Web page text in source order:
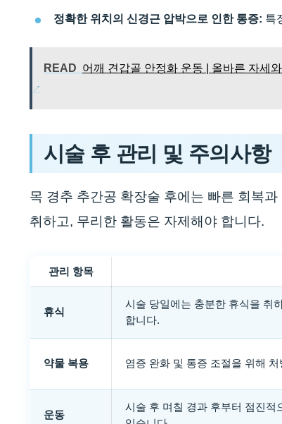
정확한 위치의 신경근 압박으로 인한 통증: 특
READ 어깨 견갑골 안정화 운동 | 올바른 자세와
시술 후 관리 및 주의사항
목 경추 추간공 확장술 후에는 빠른 회복
취하고, 무리한 활동은 자제해야 합니다.
관리 항목
휴식
시술 당일에는 충분한 휴식을 취
합니다.
약물 복용 염증 완화 및 통증 조절을 위해
운동
시술 후 며칠 경과 후부터 점진적